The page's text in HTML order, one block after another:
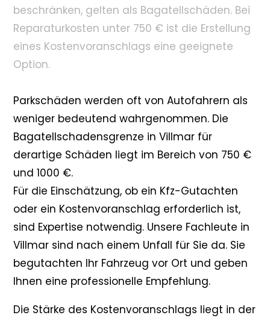
beschränken, gelten als Bagatellschäden. Bei
Reparaturkosten unter 750 € ist die Erstellung
eines Kostenvoranschlags eine geeignete
Option.
Parkschäden werden oft von Autofahrern als
weniger bedeutend wahrgenommen. Die
Bagatellschadensgrenze in Villmar für
derartige Schäden liegt im Bereich von 750 €
und 1000 €.
Für die Einschätzung, ob ein Kfz-Gutachten
oder ein Kostenvoranschlag erforderlich ist,
sind Expertise notwendig. Unsere Fachleute in
Villmar sind nach einem Unfall für Sie da. Sie
begutachten Ihr Fahrzeug vor Ort und geben
Ihnen eine professionelle Empfehlung.
Die Stärke des Kostenvoranschlags liegt in der